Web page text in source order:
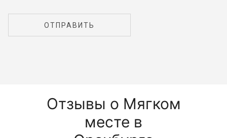
ОТПРАВИТЬ
Отзывы о Мягком
месте в